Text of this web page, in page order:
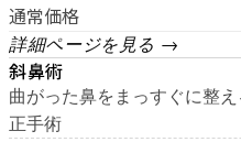
通常価格
詳細ページを見る →
斜鼻術
曲がった鼻をまっすぐに整
正手術